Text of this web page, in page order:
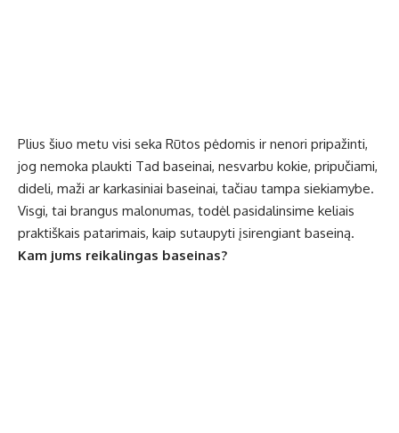
Plius šiuo metu visi seka Rūtos pėdomis ir nenori pripažinti,
jog nemoka plaukti Tad baseinai, nesvarbu kokie, pripučiami,
dideli, maži ar karkasiniai baseinai, tačiau tampa siekiamybe.
Visgi, tai brangus malonumas, todėl pasidalinsime keliais
praktiškais patarimais, kaip sutaupyti įsirengiant baseiną.
Kam jums reikalingas baseinas?